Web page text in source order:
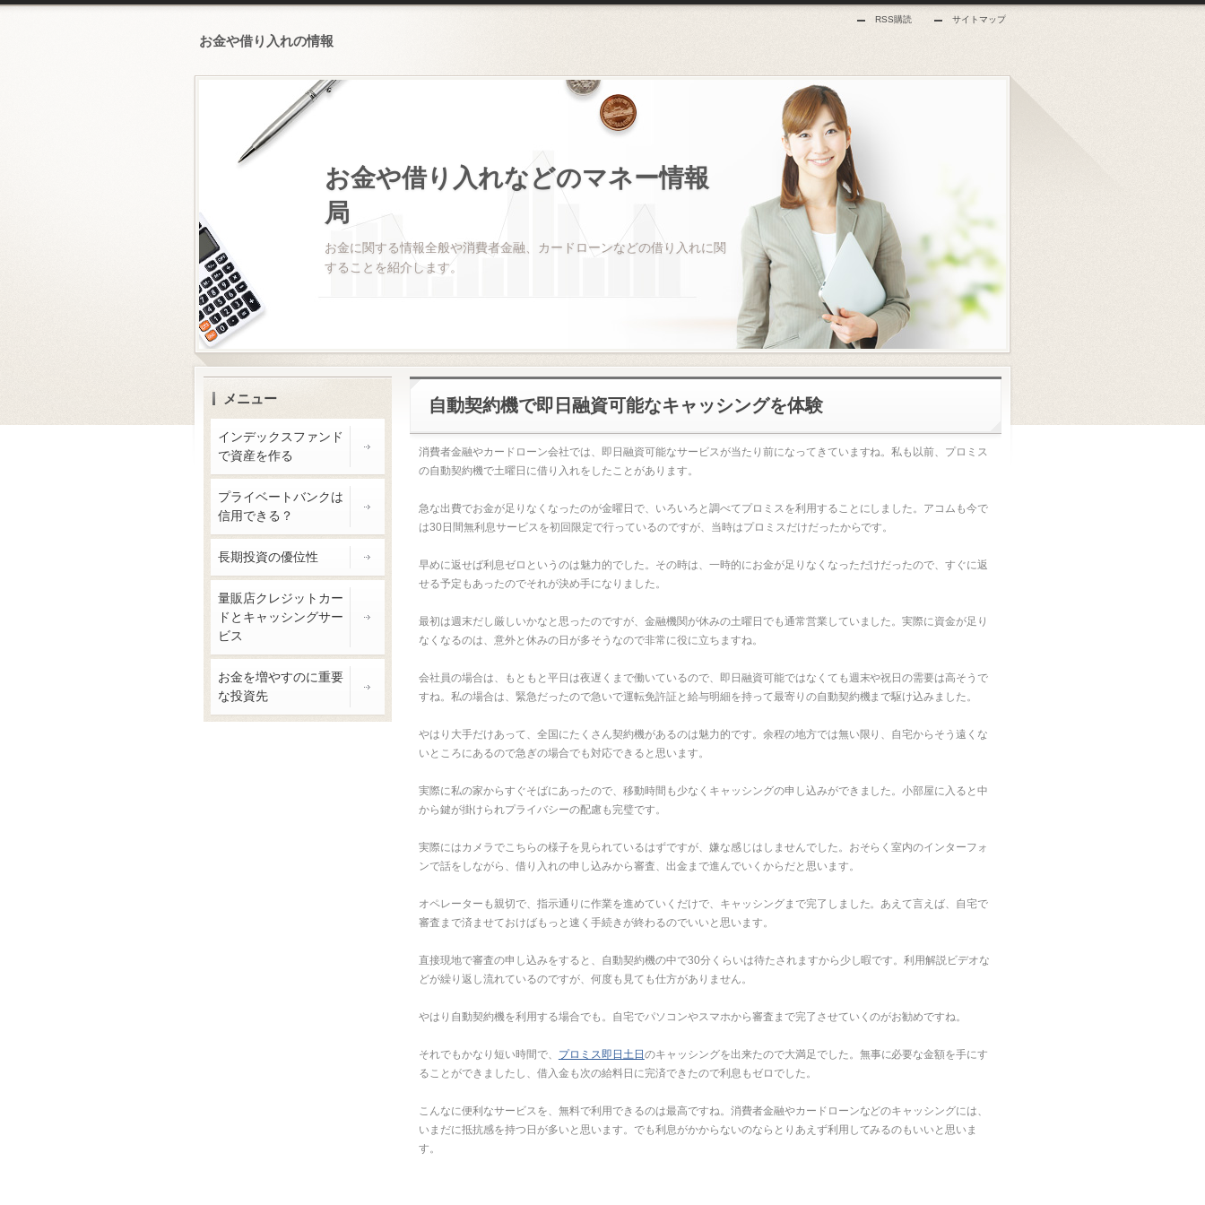
お金や借り入れの情報
RSS購読 サイトマップ
お金や借り入れなどのマネー情報
局
お金に関する情報全般や消費者金融、カードローンなどの借り入れに関
することを紹介します。
自動契約機で即日融資可能なキャッシングを体験
消費者金融やカードローン会社では、即日融資可能なサービスが当たり前になってきていますね。私も以前、プロミス
の自動契約機で土曜日に借り入れをしたことがあります。
急な出費でお金が足りなくなったのが金曜日で、いろいろと調べてプロミスを利用することにしました。アコムも今で
は30日間無利息サービスを初回限定で行っているのですが、当時はプロミスだけだったからです。
早めに返せば利息ゼロというのは魅力的でした。その時は、一時的にお金が足りなくなっただけだったので、すぐに返
せる予定もあったのでそれが決め手になりました。
最初は週末だし厳しいかなと思ったのですが、金融機関が休みの土曜日でも通常営業していました。実際に資金が足り
なくなるのは、意外と休みの日が多そうなので非常に役に立ちますね。
会社員の場合は、もともと平日は夜遅くまで働いているので、即日融資可能ではなくても週末や祝日の需要は高そうで
すね。私の場合は、緊急だったので急いで運転免許証と給与明細を持って最寄りの自動契約機まで駆け込みました。
やはり大手だけあって、全国にたくさん契約機があるのは魅力的です。余程の地方では無い限り、自宅からそう遠くな
いところにあるので急ぎの場合でも対応できると思います。
実際に私の家からすぐそばにあったので、移動時間も少なくキャッシングの申し込みができました。小部屋に入ると中
から鍵が掛けられプライバシーの配慮も完璧です。
実際にはカメラでこちらの様子を見られているはずですが、嫌な感じはしませんでした。おそらく室内のインターフォ
ンで話をしながら、借り入れの申し込みから審査、出金まで進んでいくからだと思います。
オペレーターも親切で、指示通りに作業を進めていくだけで、キャッシングまで完了しました。あえて言えば、自宅で
審査まで済ませておけばもっと速く手続きが終わるのでいいと思います。
直接現地で審査の申し込みをすると、自動契約機の中で30分くらいは待たされますから少し暇です。利用解説ビデオな
どが繰り返し流れているのですが、何度も見ても仕方がありません。
やはり自動契約機を利用する場合でも。自宅でパソコンやスマホから審査まで完了させていくのがお勧めですね。
それでもかなり短い時間で、 プロミス即日土日 のキャッシングを出来たので大満足でした。無事に必要な金額を手にす
ることができましたし、借入金も次の給料日に完済できたので利息もゼロでした。
こんなに便利なサービスを、無料で利用できるのは最高ですね。消費者金融やカードローンなどのキャッシングには、
いまだに抵抗感を持つ日が多いと思います。でも利息がかからないのならとりあえず利用してみるのもいいと思いま
す。
メニュー
インデックスファンド
で資産を作る
プライベートバンクは
信用できる？
長期投資の優位性
量販店クレジットカー
ドとキャッシングサー
ビス
お金を増やすのに重要
な投資先